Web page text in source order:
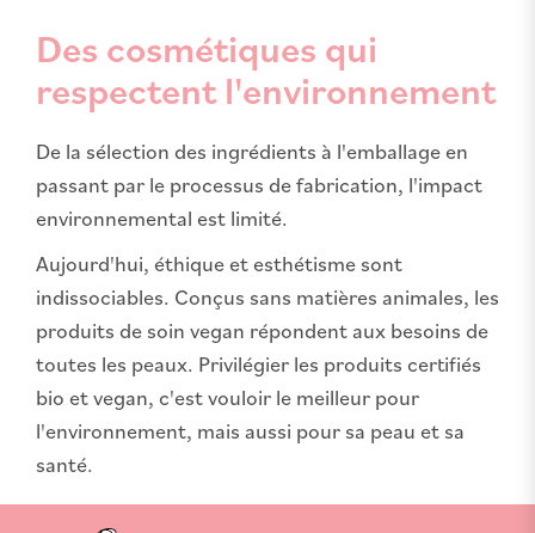
Des cosmétiques qui
respectent l'environnement
De la sélection des ingrédients à l'emballage en
passant par le processus de fabrication, l'impact
environnemental est limité.
Aujourd'hui, éthique et esthétisme sont
indissociables. Conçus sans matières animales, les
produits de soin vegan répondent aux besoins de
toutes les peaux. Privilégier les produits certifiés
bio et vegan, c'est vouloir le meilleur pour
l'environnement, mais aussi pour sa peau et sa
santé.